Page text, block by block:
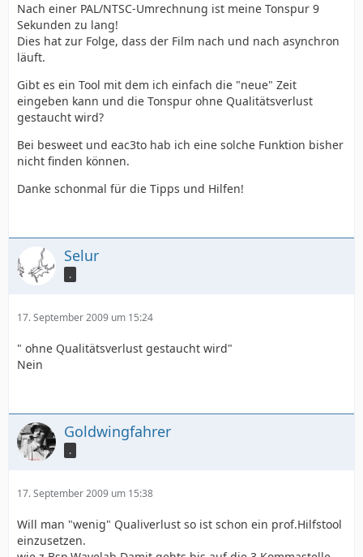
Nach einer PAL/NTSC-Umrechnung ist meine Tonspur 9
Sekunden zu lang!
Dies hat zur Folge, dass der Film nach und nach asynchron
läuft.
Gibt es ein Tool mit dem ich einfach die "neue" Zeit
eingeben kann und die Tonspur ohne Qualitätsverlust
gestaucht wird?
Bei besweet und eac3to hab ich eine solche Funktion bisher
nicht finden können.
Danke schonmal für die Tipps und Hilfen!
Selur
.
17. September 2009 um 15:24
" ohne Qualitätsverlust gestaucht wird"
Nein
Goldwingfahrer
.
17. September 2009 um 15:38
Will man "wenig" Qualiverlust so ist schon ein prof.Hilfstool
einzusetzen.